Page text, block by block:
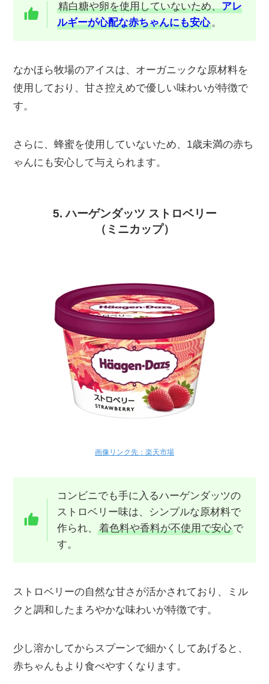
精白糖や卵を使用していないため、アレ
ルギーが心配な赤ちゃんにも安心。
なかほら牧場のアイスは、オーガニックな原材料を
使用しており、甘さ控えめで優しい味わいが特徴で
す。
さらに、蜂蜜を使用していないため、1歳未満の赤ち
ゃんにも安心して与えられます。
5. ハーゲンダッツ ストロベリー
（ミニカップ）
画像リンク先：楽天市場
コンビニでも手に入るハーゲンダッツの
ストロベリー味は、シンプルな原材料で
作られ、
着色料や香料が不使用で安心で
す。
ストロベリーの自然な甘さが活かされており、ミル
クと調和したまろやかな味わいが特徴です。
少し溶かしてからスプーンで細かくしてあげると、
赤ちゃんもより食べやすくなります。